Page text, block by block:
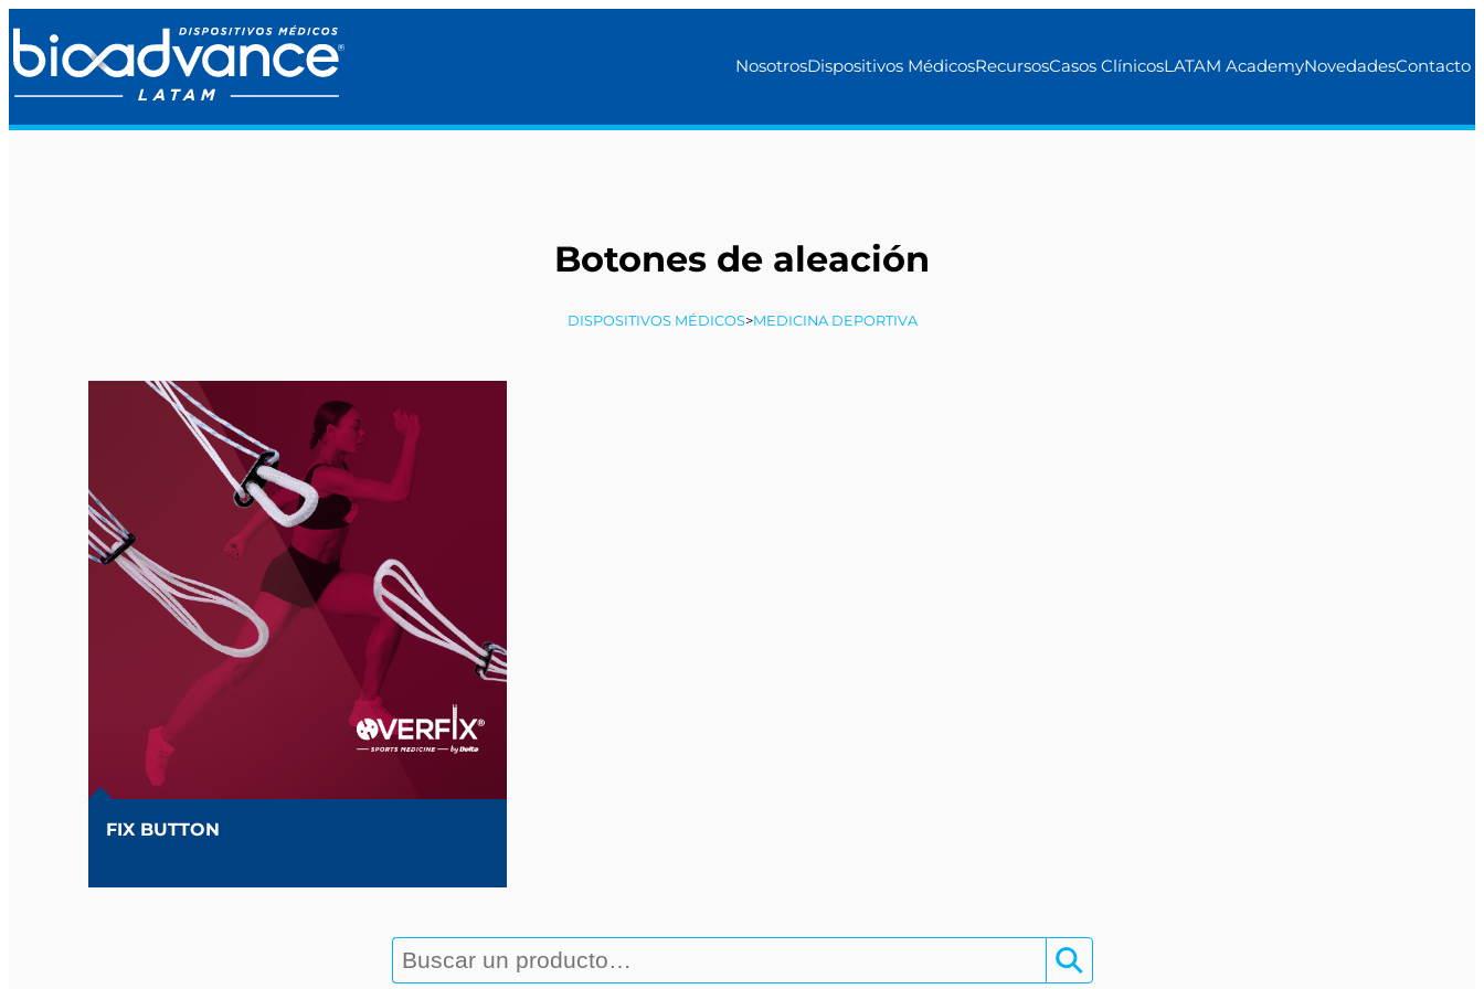
NosotrosDispositivos MédicosRecursosCasos ClínicosLATAM AcademyNovedadesContacto
Botones de aleación
DISPOSITIVOS MÉDICOS>MEDICINA DEPORTIVA
FIX BUTTON